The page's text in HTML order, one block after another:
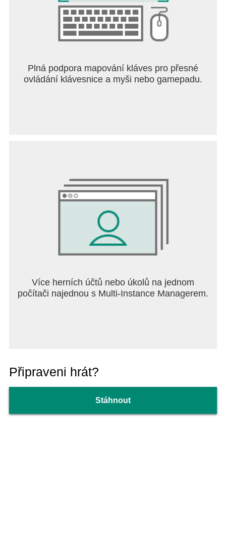
Plná podpora mapování kláves pro přesné
ovládání klávesnice a myši nebo gamepadu.
Více herních účtů nebo úkolů na jednom
počítači najednou s Multi-Instance Managerem.
Připraveni hrát?
Stáhnout